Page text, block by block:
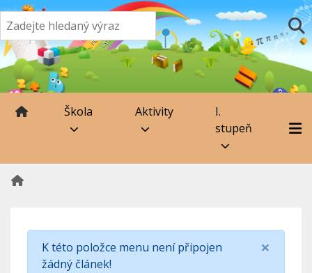
Škola Aktivity
I.
stupeň
×
K této položce menu není připojen
žádný článek!